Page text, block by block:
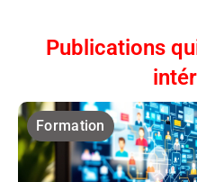
Publications
Formation